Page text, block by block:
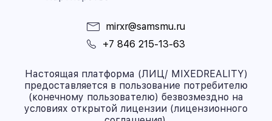
mirxr@samsmu.ru
+7 846 215-13-63
Настоящая платформа (ЛИЦ/ MIXEDREALITY)
предоставляется в пользование потребителю
(конечному пользователю) безвозмездно на
условиях открытой лицензии (лицензионного